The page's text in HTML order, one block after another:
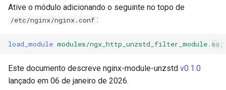
$is_console
core
ctxdump
Angie Web Server - Instalar
no RHEL, CentOS, Rocky
Ative o módulo adicionando o seguinte no topo de
/etc/nginx/nginx.conf :
load_module modules/ngx_http_unzstd_filter_module.so ;
Este documento descreve nginx-module-unzstd v0.1.0
lançado em 06 de janeiro de 2026.